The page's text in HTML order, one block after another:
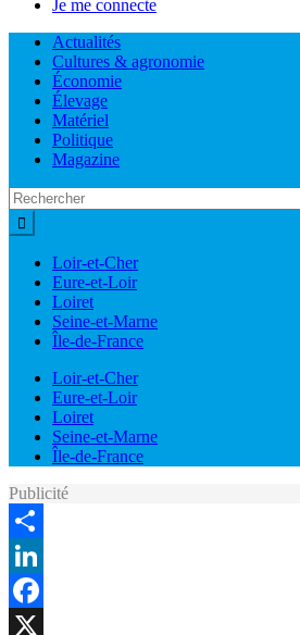
Je me connecte
Actualités
Cultures & agronomie
Économie
Élevage
Matériel
Politique
Magazine
Loir-et-Cher
Eure-et-Loir
Loiret
Seine-et-Marne
Île-de-France
Loir-et-Cher
Eure-et-Loir
Loiret
Seine-et-Marne
Île-de-France
Publicité
Share
LinkedIn
Facebook